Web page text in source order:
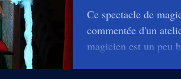
Ce spectacle de
commentée d'un
magicien est un peu